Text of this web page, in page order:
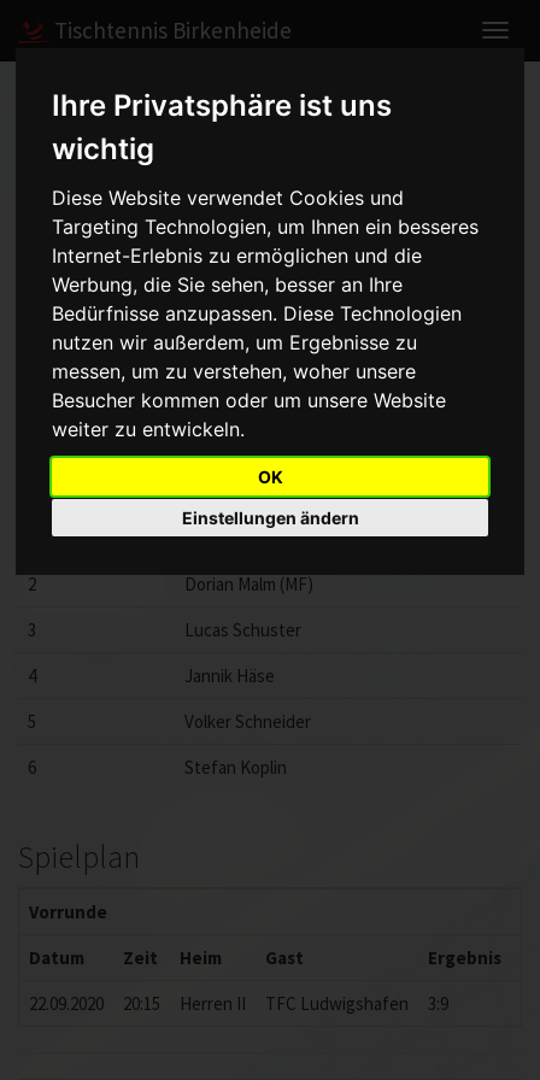
Ihre Privatsphäre ist uns
wichtig
Diese Website verwendet Cookies und
Targeting Technologien, um Ihnen ein besseres
Internet-Erlebnis zu ermöglichen und die
Werbung, die Sie sehen, besser an Ihre
Bedürfnisse anzupassen. Diese Technologien
nutzen wir außerdem, um Ergebnisse zu
messen, um zu verstehen, woher unsere
Besucher kommen oder um unsere Website
weiter zu entwickeln.
OK
Einstellungen ändern
Tischtennis Birkenheide
Home Spiele 2020/2021 Herren II
Herren II - Kreisliga Süd-
Ost - 2020/2021
Mannschaft Saison
Aufstellung
Punkt
Name
Christopher Malm
2
Dorian Malm (MF)
3
Lucas Schuster
4
Jannik Häse
5
Volker Schneider
6
Stefan Koplin
Spielplan
Vorrunde
Datum
Zeit Heim Gast Ergebnis
22.09.2020
20:15 Herren II TFC Ludwigshafen 3:9